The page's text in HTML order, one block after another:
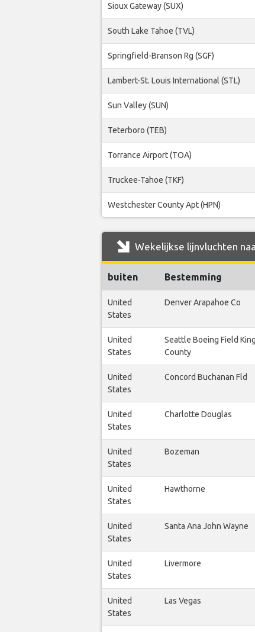
Sioux Gateway (SUX)
South Lake Tahoe (TVL)
Springfield-Branson Rg (SGF)
Lambert-St. Louis International (STL)
Sun Valley (SUN)
Teterboro (TEB)
Torrance Airport (TOA)
Truckee-Tahoe (TKF)
Westchester County Apt (HPN)
Wekelijkse lijnvluchten
buiten Bestemming
United
States
Denver Arapahoe Co
United
States
Seattle Boeing Field King
County
United
States
Concord Buchanan Fld
United
States
Charlotte Douglas
United
States
Bozeman
United
States
Hawthorne
United
States
Santa Ana John Wayne
United
States
Livermore
United
States
Las Vegas